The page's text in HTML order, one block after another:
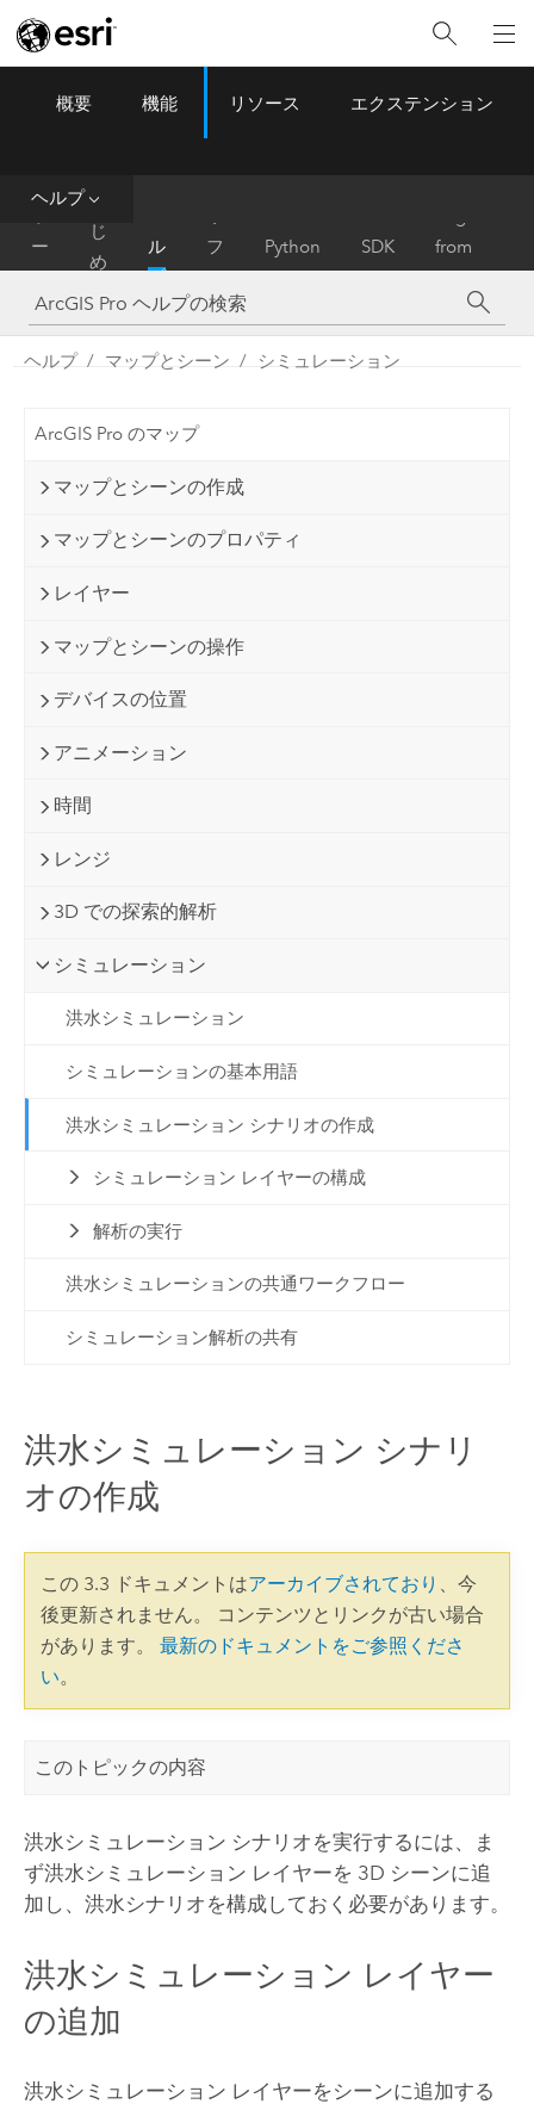
ArcGIS Pro Menu
概要 機能 リソース エクステンション
ヘルプ
ー
ム
は
じ
め
に
ル
プ
フ
ァ
レ
ン
ス
Python SDK
from
ArcMap
ヘルプ マップとシーン シミュレーション
ArcGIS Pro のマップ
マップとシーンの作成
マップとシーンのプロパティ
レイヤー
マップとシーンの操作
デバイスの位置
アニメーション
時間
レンジ
3D での探索的解析
シミュレーション
洪水シミュレーション
シミュレーションの基本用語
洪水シミュレーション シナリオの作成
シミュレーション レイヤーの構成
解析の実行
洪水シミュレーションの共通ワークフロー
シミュレーション解析の共有
洪水シミュレーション シナリ
オの作成
この 3.3 ドキュメントはアーカイブされており 、今
後更新されません。 コンテンツとリンクが古い場合
があります。 最新のドキュメントをご参照くださ
い。
このトピックの内容
洪水シミュレーション シナリオを実行するには、ま
ず洪水シミュレーション レイヤーを 3D シーンに追
加し、洪水シナリオを構成しておく必要があります。
洪水シミュレーション レイヤー
の追加
洪水シミュレーション レイヤーをシーンに追加する